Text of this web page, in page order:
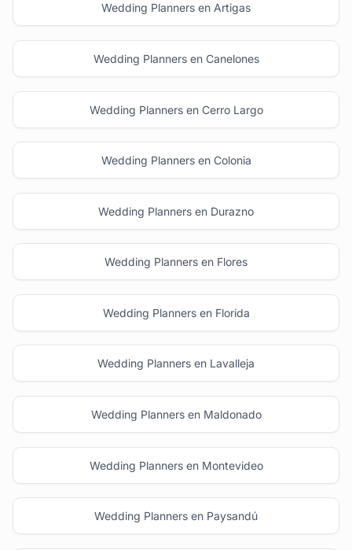
Wedding Planners en Artigas
Wedding Planners en Canelones
Wedding Planners en Cerro Largo
Wedding Planners en Colonia
Wedding Planners en Durazno
Wedding Planners en Flores
Wedding Planners en Florida
Wedding Planners en Lavalleja
Wedding Planners en Maldonado
Wedding Planners en Montevideo
Wedding Planners en Paysandú